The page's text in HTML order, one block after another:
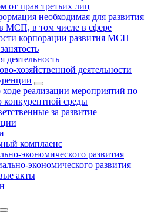
от прав третьих лиц
необходимая для развития
МСП, в том числе в сфере
корпорации развития МСП
деятельность
хозяйственной деятельности
реализации мероприятий по
конкурентной среды
за развитие
комплаенс
экономического развития
экономического развития
акты